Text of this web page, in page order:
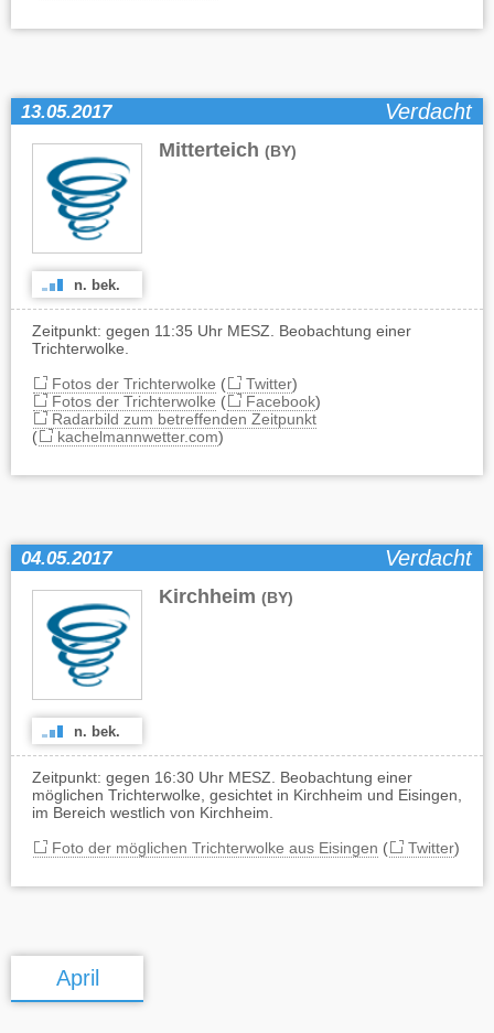
13.05.2017 Verdacht
Mitterteich (BY)
n. bek.
Zeitpunkt: gegen 11:35 Uhr MESZ. Beobachtung einer
Trichterwolke.
Fotos der Trichterwolke ( Twitter)
Fotos der Trichterwolke ( Facebook)
Radarbild zum betreffenden Zeitpunkt
(
kachelmannwetter.com)
04.05.2017 Verdacht
Kirchheim (BY)
n. bek.
Zeitpunkt: gegen 16:30 Uhr MESZ. Beobachtung einer
möglichen Trichterwolke, gesichtet in Kirchheim und Eisingen,
im Bereich westlich von Kirchheim.
Foto der möglichen Trichterwolke aus Eisingen ( Twitter)
April